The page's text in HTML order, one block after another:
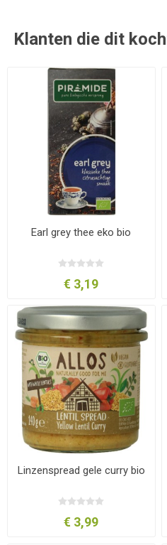
Klanten die dit
Earl grey thee eko bio
€ 3,19
Linzenspread gele curry bio
€ 3,99